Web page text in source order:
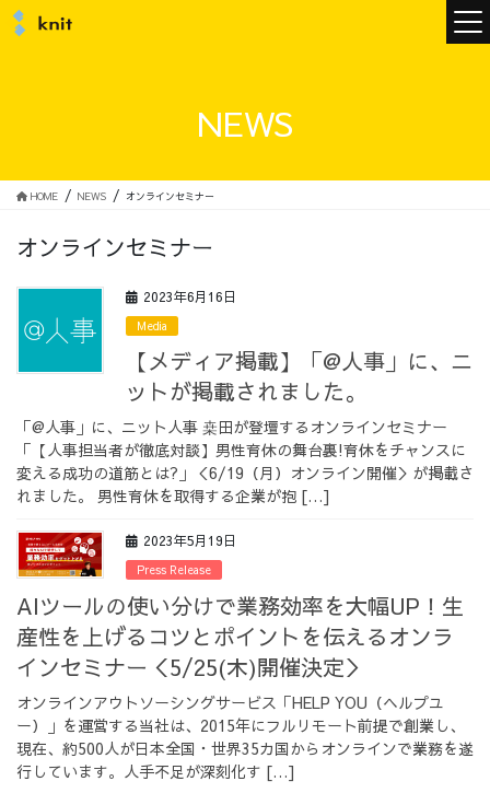
メンバー
サービス
採用情報トップ チームインタビュー01
チームインタビュー02
NEWS
HOME NEWS オンラインセミナー
オンラインセミナー
2023年6月16日
Media
【メディア掲載】「@人事」に、ニ
ットが掲載されました。
「@人事」に、ニット人事 桒田が登壇するオンラインセミナー
「【人事担当者が徹底対談】男性育休の舞台裏!育休をチャンスに
変える成功の道筋とは?」＜6/19（月）オンライン開催＞が掲載さ
れました。 男性育休を取得する企業が抱 […]
2023年5月19日
Press Release
AIツールの使い分けで業務効率を大幅UP！生
産性を上げるコツとポイントを伝えるオンラ
インセミナー＜5/25(木)開催決定＞
オンラインアウトソーシングサービス「HELP YOU（ヘルプユ
ー）」を運営する当社は、2015年にフルリモート前提で創業し、
現在、約500人が日本全国・世界35カ国からオンラインで業務を遂
行しています。人手不足が深刻化す […]